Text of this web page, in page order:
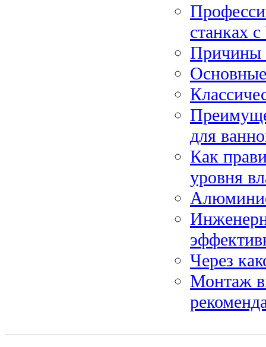
станках
Причины
Основные
для
Как
уровня
Через
Монтаж